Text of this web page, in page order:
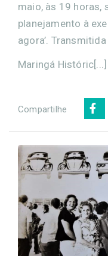
maio, às 19 horas,
planejamento à
agora’.
Maringá Históric[...]
Compartilhe